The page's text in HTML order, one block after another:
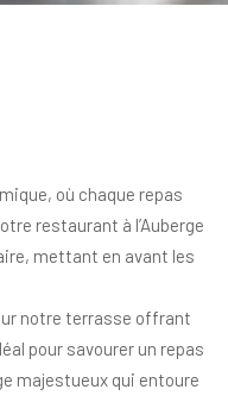
où chaque repas
restaurant à l’Auberge
mettant en avant les
notre terrasse offrant
pour savourer un repas
majestueux qui entoure